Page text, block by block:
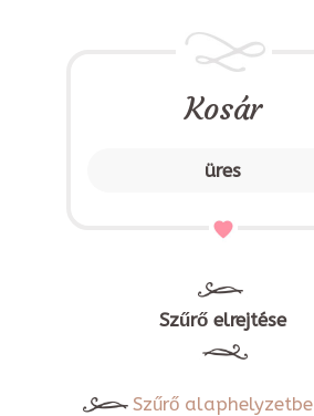
Kosár
üres
Szűrő elrejtése
Szűrő alaphelyzetbe